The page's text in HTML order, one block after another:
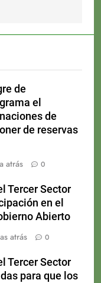
de
el
de
de reservas
atrás 0
Tercer Sector
en el
Abierto
atrás 0
Tercer Sector
para que los